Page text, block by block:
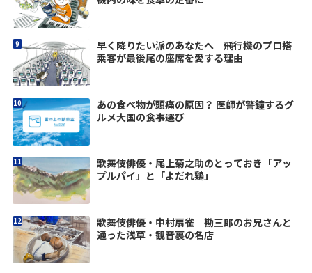
早く降りたい派のあなたへ 飛行機のプロ搭
乗客が最後尾の座席を愛する理由
あの食べ物が頭痛の原因？ 医師が警鐘するグ
ルメ大国の食事選び
歌舞伎俳優・尾上菊之助のとっておき「アッ
プルパイ」と「よだれ鶏」
歌舞伎俳優・中村扇雀 勘三郎のお兄さんと
通った浅草・観音裏の名店